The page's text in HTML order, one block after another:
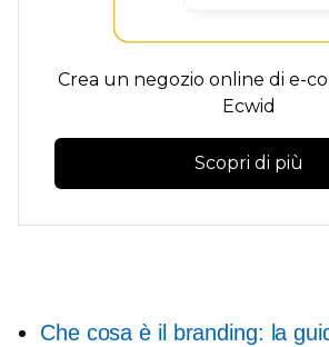
Crea un negozio online di e-
Ecwid
Scopri di più
Che cosa è il branding: la